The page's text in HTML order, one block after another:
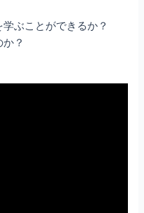
ぶことができるか？
？